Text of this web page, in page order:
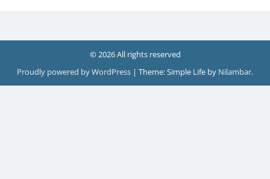
© 2026 All rights reserved
Proudly powered by WordPress | Theme: Simple Life by Nilambar.